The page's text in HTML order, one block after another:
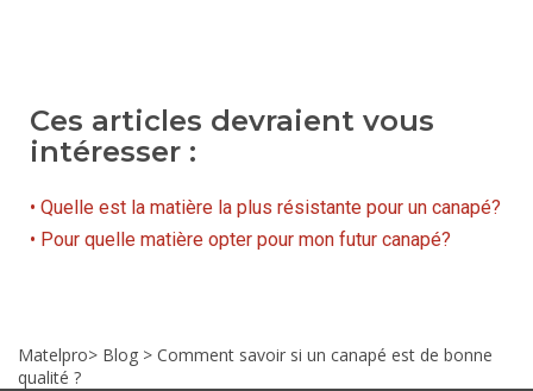
Ces articles devraient vous
intéresser :
• Quelle est la matière la plus résistante pour un canapé?
• Pour quelle matière opter pour mon futur canapé?
Matelpro> Blog > Comment savoir si un canapé est de bonne
qualité ?